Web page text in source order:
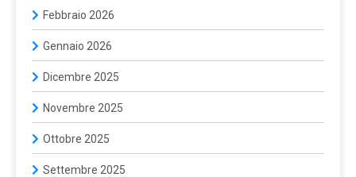
Febbraio 2026
Gennaio 2026
Dicembre 2025
Novembre 2025
Ottobre 2025
Settembre 2025